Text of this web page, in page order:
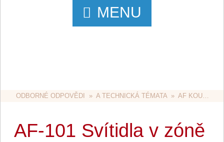
MENU
ODBORNÉ ODPOVĚDI
  »
A TECHNICKÁ TÉMATA
  »
AF KOUPELNY A BAZÉNY
AF-101 Svítidla v zóně